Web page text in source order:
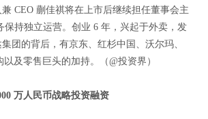
CEO 蒯佳祺将在上市后继续担任董事会主
保持独立运营。创业 6 年，兴起于外卖，发
团的背后，有京东、红杉中国、沃尔玛、
及零售巨头的加持。（@投资界）
万人民币战略投资融资